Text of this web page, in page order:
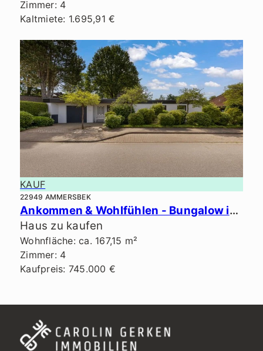
Zimmer: 4
Kaltmiete: 1.695,91 €
KAUF
22949 AMMERSBEK
Ankommen & Wohlfühlen - Bungalow in Bestlage von Ammersbek.
Haus zu kaufen
Wohnfläche: ca. 167,15 m²
Zimmer: 4
Kaufpreis: 745.000 €